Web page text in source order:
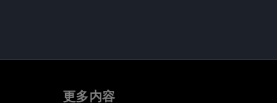
更多内容